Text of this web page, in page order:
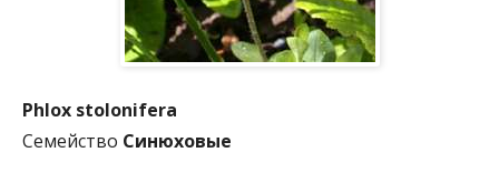
Phlox stolonifera
Семейство Синюховые